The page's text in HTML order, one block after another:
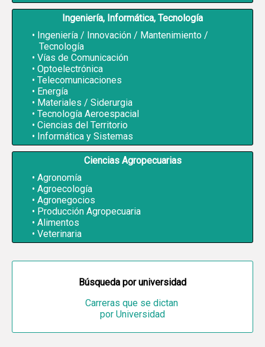
Ingeniería, Informática, Tecnología
Ingeniería / Innovación / Mantenimiento /
Tecnología
Vías de Comunicación
Optoelectrónica
Telecomunicaciones
Energía
Materiales / Siderurgia
Tecnología Aeroespacial
Ciencias del Territorio
Informática y Sistemas
Ciencias Agropecuarias
Agronomía
Agroecología
Agronegocios
Producción Agropecuaria
Alimentos
Veterinaria
Búsqueda por universidad
Carreras que se dictan
por Universidad